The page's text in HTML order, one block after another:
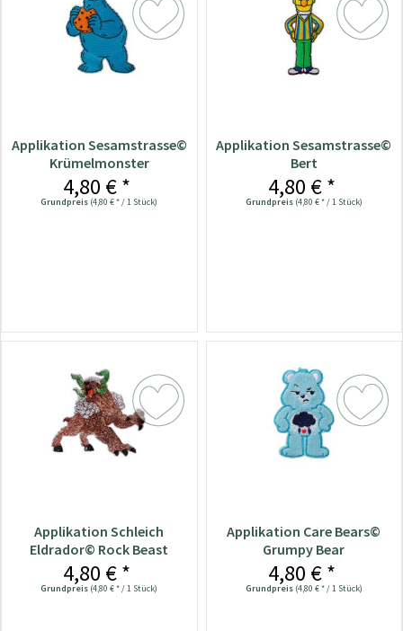
Applikation Sesamstrasse©
Krümelmonster
4,80 € *
Grundpreis (4,80 € * / 1 Stück)
Applikation Sesamstrasse©
Bert
4,80 € *
Grundpreis (4,80 € * / 1 Stück)
Applikation Schleich
Eldrador© Rock Beast
4,80 € *
Grundpreis (4,80 € * / 1 Stück)
Applikation Care Bears©
Grumpy Bear
4,80 € *
Grundpreis (4,80 € * / 1 Stück)